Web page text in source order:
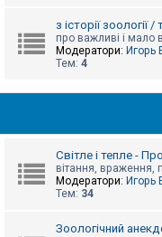
з історії зоології /
про важливі і мало
Модератори: Игорь
Тем: 4
Світле і тепле -
вітання, враження,
Модератори: Игорь
Тем: 34
Зоологічний